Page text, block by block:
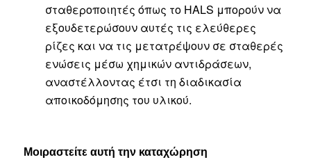
σταθεροποιητές όπως το HALS μπορούν να
εξουδετερώσουν αυτές τις ελεύθερες
ρίζες και να τις μετατρέψουν σε σταθερές
ενώσεις μέσω χημικών αντιδράσεων,
αναστέλλοντας έτσι τη διαδικασία
αποικοδόμησης του υλικού.
Μοιραστείτε αυτή την καταχώρηση